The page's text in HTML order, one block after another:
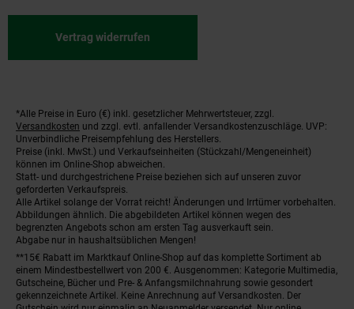
Vertrag widerrufen
Fußnoten
*Alle Preise in Euro (€) inkl. gesetzlicher Mehrwertsteuer, zzgl.
Versandkosten und zzgl. evtl. anfallender Versandkostenzuschläge. UVP:
Unverbindliche Preisempfehlung des Herstellers.
Preise (inkl. MwSt.) und Verkaufseinheiten (Stückzahl/Mengeneinheit)
können im Online-Shop abweichen.
Statt- und durchgestrichene Preise beziehen sich auf unseren zuvor
geforderten Verkaufspreis.
Alle Artikel solange der Vorrat reicht! Änderungen und Irrtümer vorbehalten.
Abbildungen ähnlich. Die abgebildeten Artikel können wegen des
begrenzten Angebots schon am ersten Tag ausverkauft sein.
Abgabe nur in haushaltsüblichen Mengen!
**15€ Rabatt im Marktkauf Online-Shop auf das komplette Sortiment ab
einem Mindestbestellwert von 200 €. Ausgenommen: Kategorie Multimedia,
Gutscheine, Bücher und Pre- & Anfangsmilchnahrung sowie gesondert
gekennzeichnete Artikel. Keine Anrechnung auf Versandkosten. Der